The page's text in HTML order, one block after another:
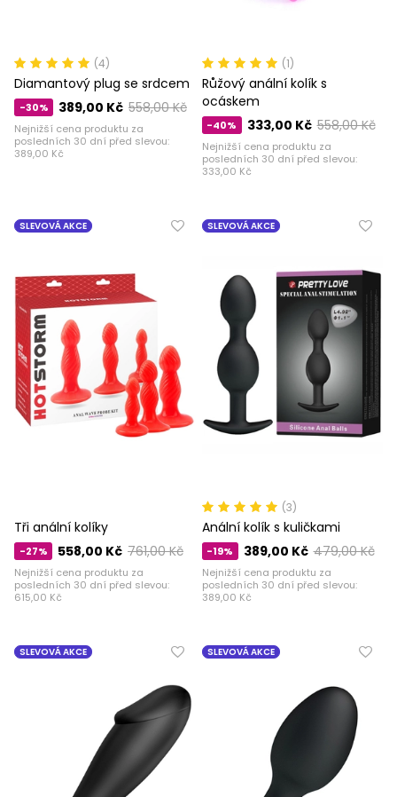
(4)
Diamantový plug se srdcem
-30% 558,00 Kč
389,00 Kč
Nejnižší cena produktu za
posledních 30 dní před slevou:
389,00 Kč
(1)
Růžový anální kolík s
ocáskem
-40% 558,00 Kč
333,00 Kč
Nejnižší cena produktu za
posledních 30 dní před slevou:
333,00 Kč
SLEVOVÁ AKCE
Tři anální kolíky
-27% 761,00 Kč
558,00 Kč
Nejnižší cena produktu za
posledních 30 dní před slevou:
615,00 Kč
SLEVOVÁ AKCE
(3)
Anální kolík s kuličkami
-19% 479,00 Kč
389,00 Kč
Nejnižší cena produktu za
posledních 30 dní před slevou:
389,00 Kč
SLEVOVÁ AKCE SLEVOVÁ AKCE